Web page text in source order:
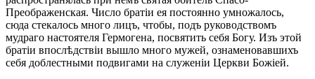
Преображенская. Число братіи ея постоянно умножалось,
сюда стекалось много лицъ, чтобы, подъ руководствомъ
мудраго настоятеля Гермогена, посвятить себя Богу. Изъ этой
братіи впослѣдствіи вышло много мужей, ознаменовавшихъ
себя доблестными подвигами на служеніи Церкви Божіей.